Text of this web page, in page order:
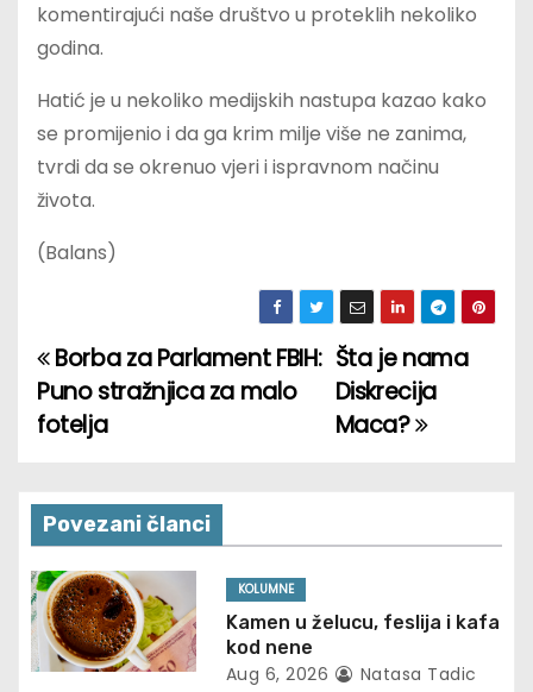
komentirajući naše društvo u proteklih nekoliko
godina.
Hatić je u nekoliko medijskih nastupa kazao kako
se promijenio i da ga krim milje više ne zanima,
tvrdi da se okrenuo vjeri i ispravnom načinu
života.
(Balans)
P
o
t
n
a
v
Šta je nama
Diskrecija
Maca?
Borba za Parlament FBIH:
Puno stražnjica za malo
fotelja
Povezani članci
KOLUMNE
Kamen u želucu, feslija i kafa
kod nene
Aug 6, 2026 Natasa Tadic